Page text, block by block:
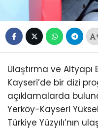
Ulaştırma ve Altyapı
Kayseri’de bir dizi
açıklamalarda
Yerköy-Kayseri Yüksek
Türkiye Yüzyılı’nın